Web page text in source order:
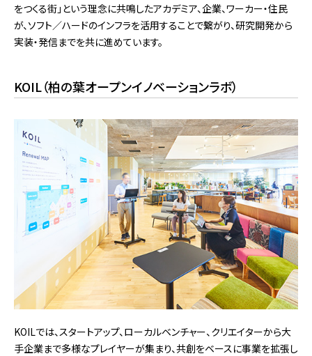
をつくる街」という理念に共鳴したアカデミア、企業、ワーカー・住民
が、ソフト／ハードのインフラを活用することで繋がり、研究開発から
実装・発信までを共に進めています。
KOIL（柏の葉オープンイノベーションラボ）
KOILでは、スタートアップ、ローカルベンチャー、クリエイターから大
手企業まで多様なプレイヤーが集まり、共創をベースに事業を拡張し